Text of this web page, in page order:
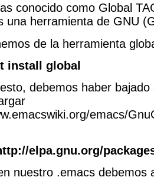
conocido como Global
una herramienta de GNU
de la herramienta
install global
debemos haber
emacs/
elpa.gnu.org/
nuestro .emacs debemos